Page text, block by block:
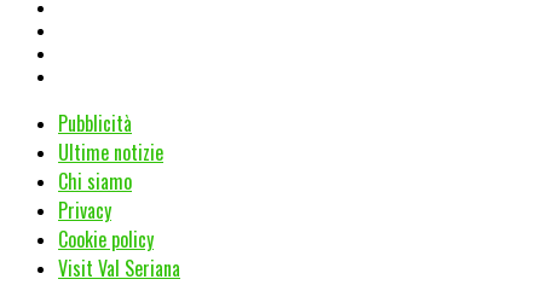
Pubblicità
Ultime notizie
Chi siamo
Privacy
Cookie policy
Visit Val Seriana